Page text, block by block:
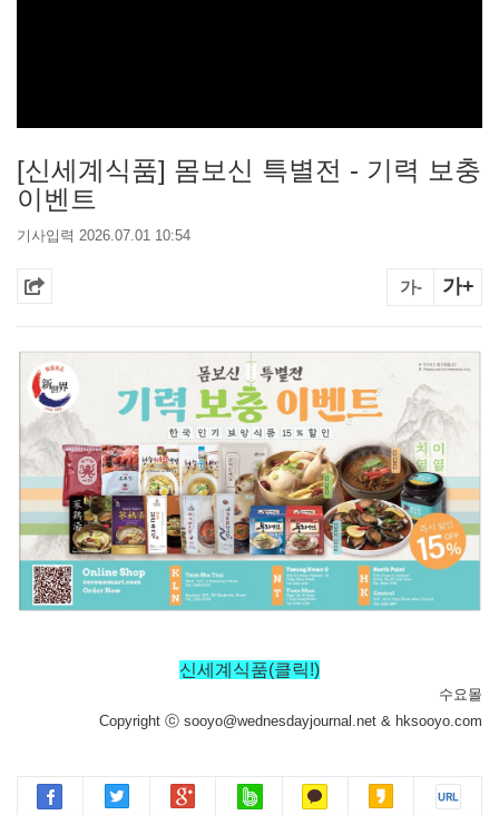
[신세계식품] 몸보신 특별전 - 기력 보충
이벤트
기사입력 2026.07.01 10:54
가- 가+
신세계식품(클릭!)
수요몰
Copyright ⓒ sooyo@wednesdayjournal.net & hksooyo.com